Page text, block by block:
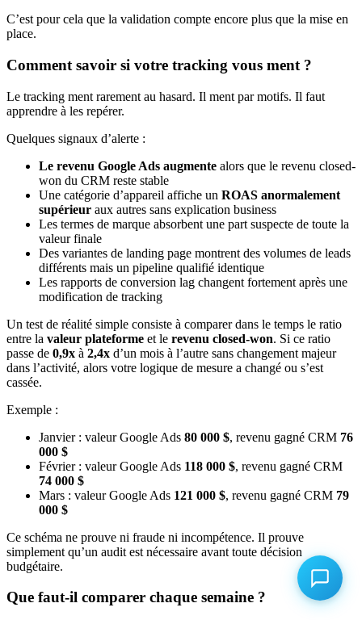
C’est pour cela que la validation compte encore plus que la mise en
place.
Comment savoir si votre tracking vous ment ?
Le tracking ment rarement au hasard. Il ment par motifs. Il faut
apprendre à les repérer.
Quelques signaux d’alerte :
Le revenu Google Ads augmente alors que le revenu closed-
won du CRM reste stable
Une catégorie d’appareil affiche un ROAS anormalement
supérieur aux autres sans explication business
Les termes de marque absorbent une part suspecte de toute la
valeur finale
Des variantes de landing page montrent des volumes de leads
différents mais un pipeline qualifié identique
Les rapports de conversion lag changent fortement après une
modification de tracking
Un test de réalité simple consiste à comparer dans le temps le ratio
entre la valeur plateforme et le revenu closed-won. Si ce ratio
passe de 0,9x à 2,4x d’un mois à l’autre sans changement majeur
dans l’activité, alors votre logique de mesure a changé ou s’est
cassée.
Exemple :
Janvier : valeur Google Ads 80 000 $, revenu gagné CRM 76
000 $
Février : valeur Google Ads 118 000 $, revenu gagné CRM
74 000 $
Mars : valeur Google Ads 121 000 $, revenu gagné CRM 79
000 $
Ce schéma ne prouve ni fraude ni incompétence. Il prouve
simplement qu’un audit est nécessaire avant toute décision
budgétaire.
Que faut-il comparer chaque semaine ?